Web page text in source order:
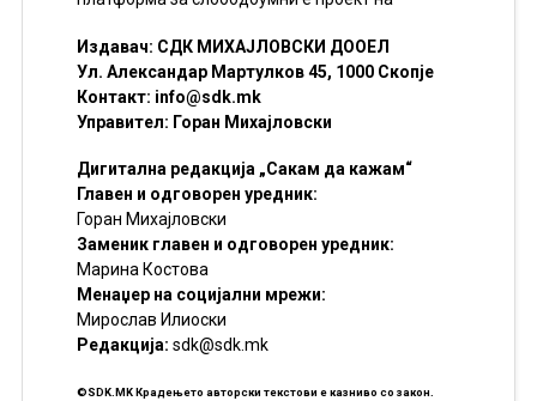
Издавач: СДК МИХАЈЛОВСКИ ДООЕЛ
Ул. Александар Мартулков 45, 1000 Скопје
Контакт: info@sdk.mk
Управител: Горан Михајловски
Дигитална редакција „Сакам да кажам“
Главен и одговорен уредник:
Горан Михајловски
Заменик главен и одговорен уредник:
Марина Костова
Менаџер на социјални мрежи:
Мирослав Илиоски
Редакцијa: sdk@sdk.mk
©SDK.MK Крадењето авторски текстови е казниво со закон.